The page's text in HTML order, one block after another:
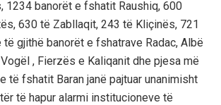
1234 banorët e fshatit Raushiq, 600
630 të Zabllaqit, 243 të Kliçinës, 721
gjithë banorët e fshatrave Radac, Albë
, Fierzës e Kaliqanit dhe pjesa më
të fshatit Baran janë pajtuar unanimisht
të hapur alarmi institucioneve të